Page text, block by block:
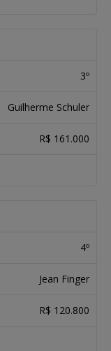
3º
Guilherme Schuler
R$ 161.000
4º
Jean Finger
R$ 120.800